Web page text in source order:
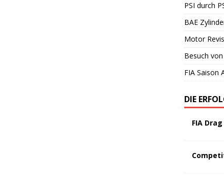
PSI durch
BAE
Motor
Besuch
FIA Saison
DIE
FIA